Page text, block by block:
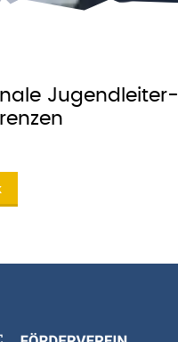
Jugendleiter-